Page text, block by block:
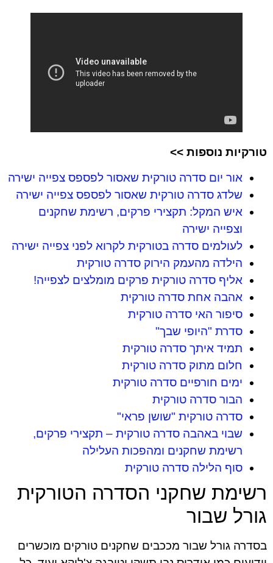
טורקיות נוספות >>
אור יום סדרה טורקית שאסור לפספס צפייה ישירה
שלדג סדרה טורקית שאסור לפספס צפייה ישירה
איש המקל: תקצירי פרקים, רשימת שחקנים
וצפייה ישירה
לעולמים סדרה בטורקית לקרוא לפני צפייה ישירה
הילדה מהעמק הירוק סדרה טורקית
אליף סדרה טורקית פרקים מומלצים לצפייה!
אהבה אחת סדרה טורקית
סיפור האי סדרה טורקית
סדרת "היופי שבך"
תמיד איתך סדרה טורקית
חלום מתוק סדרה טורקית
ימים חורפיים סדרה טורקית
הבור סדרה טורקית
סדרה טורקית "שושן פראי"
שבוי באהבה סדרה טורקית – תקצירי פרקים,
רשימת שחקנים ומהפכות העלילה
סוף הלילה סדרה טורקית
רשימת שחקני הסדרה הטורקית
גורל שבור
בסדרה גורל שבור מככבים שחקנים טורקים מוכשרים